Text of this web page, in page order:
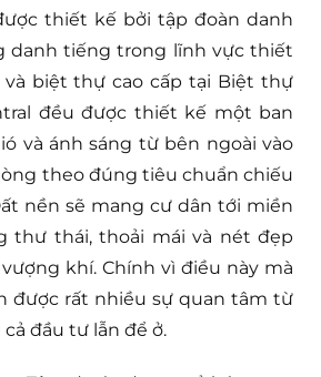
thiết kế bởi tập đoàn danh
danh tiếng trong lĩnh vực thiết
và biệt thự cao cấp tại Biệt thự
đều được thiết kế một ban
và ánh sáng từ bên ngoài vào
theo đúng tiêu chuẩn chiếu
nền sẽ mang cư dân tới miền
thư thái, thoải mái và nét đẹp
khí. Chính vì điều này mà
được rất nhiều sự quan tâm từ
đầu tư lẫn để ở.